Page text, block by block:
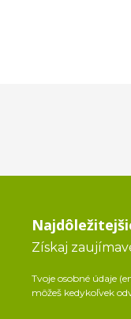
Získaj
Tvoje osobné údaje
môžeš kedykoľvek